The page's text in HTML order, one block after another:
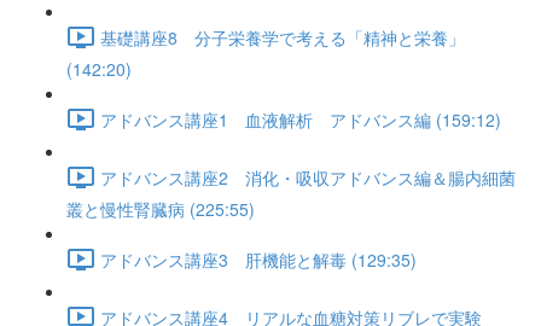
基礎講座8 分子栄養学で考える「精神と栄養」
(142:20)
アドバンス講座1 血液解析 アドバンス編 (159:12)
アドバンス講座2 消化・吸収アドバンス編＆腸内細菌
叢と慢性腎臓病 (225:55)
アドバンス講座3 肝機能と解毒 (129:35)
アドバンス講座4 リアルな血糖対策リブレで実験